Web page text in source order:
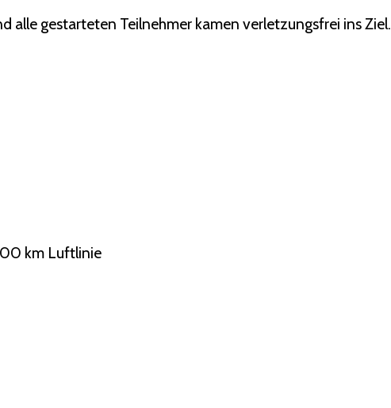
alle gestarteten Teilnehmer kamen verletzungsfrei ins Ziel.
km Luftlinie